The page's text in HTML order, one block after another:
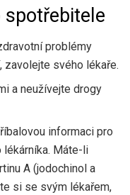
problémy
svého lékaře.
a neužívejte drogy
informaci pro
lékárníka. Máte-li
A (jodochinol a
si se svým lékařem,